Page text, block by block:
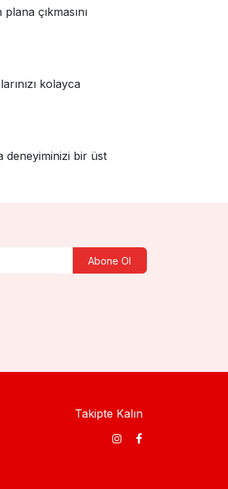
çıkmasını
kolayca
deneyiminizi bir üst
Abone Ol
Takipte Kalın